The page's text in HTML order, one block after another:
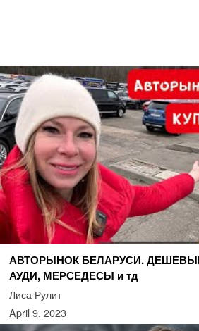
АВТОРЫНОК БЕЛАРУСИ.
АУДИ, МЕРСЕДЕСЫ и тд
Лиса Рулит
April 9, 2023